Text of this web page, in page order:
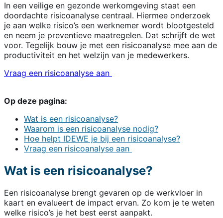
In een veilige en gezonde werkomgeving staat een
doordachte risicoanalyse centraal. Hiermee onderzoek
je aan welke risico’s een werknemer wordt blootgesteld
en neem je preventieve maatregelen. Dat schrijft de wet
voor. Tegelijk bouw je met een risicoanalyse mee aan de
productiviteit en het welzijn van je medewerkers.
Vraag een risicoanalyse aan
Op deze pagina:
Wat is een risicoanalyse?
Waarom is een risicoanalyse nodig?
Hoe helpt IDEWE je bij een risicoanalyse?
Vraag een risicoanalyse aan
Wat is een risicoanalyse?
Een risicoanalyse brengt gevaren op de werkvloer in
kaart en evalueert de impact ervan. Zo kom je te weten
welke risico’s je het best eerst aanpakt.